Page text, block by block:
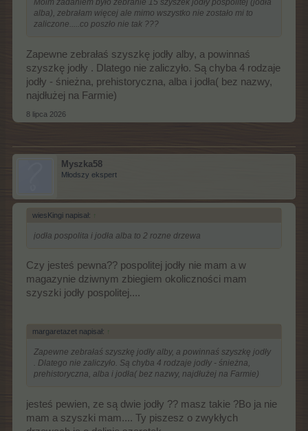
Moim zadaniem było zebranie 15 szyszek jodły pospolitej (jodła
alba), zebrałam więcej ale mimo wszystko nie zostało mi to
zaliczone.....co poszło nie tak ???
Zapewne zebrałaś szyszkę jodły alby, a powinnaś
szyszkę jodły . Dlatego nie zaliczyło. Są chyba 4 rodzaje
jodły - śnieżna, prehistoryczna, alba i jodła( bez nazwy,
najdłużej na Farmie)
8 lipca 2026
Myszka58
Młodszy ekspert
wiesKingi napisał: ↑
jodła pospolita i jodła alba to 2 rozne drzewa
Czy jesteś pewna?? pospolitej jodły nie mam a w
magazynie dziwnym zbiegiem okoliczności mam
szyszki jodły pospolitej....
margaretazet napisał: ↑
Zapewne zebrałaś szyszkę jodły alby, a powinnaś szyszkę jodły
. Dlatego nie zaliczyło. Są chyba 4 rodzaje jodły - śnieżna,
prehistoryczna, alba i jodła( bez nazwy, najdłużej na Farmie)
jesteś pewien, ze są dwie jodły ?? masz takie ?Bo ja nie
mam a szyszki mam.... Ty piszesz o zwykłych